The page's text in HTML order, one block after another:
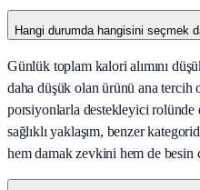
Hangi durumda hangisini seçmek
Günlük toplam kalori alımını
daha düşük olan ürünü ana
porsiyonlarla destekleyici
sağlıklı yaklaşım, benzer
hem damak zevkini hem de besin